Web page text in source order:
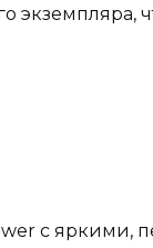
экземпляра,
с яркими,